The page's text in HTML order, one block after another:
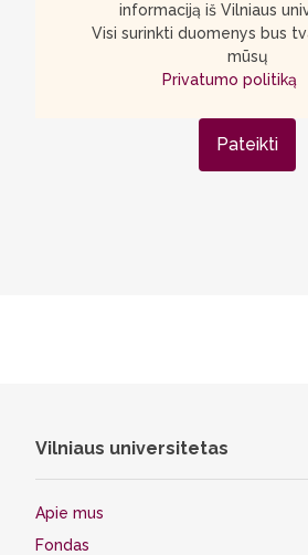
informaciją iš Vilniaus
Visi surinkti duomenys bus
mūsų
Privatumo politiką
Pateikti
Vilniaus universitetas
Apie mus
Fondas